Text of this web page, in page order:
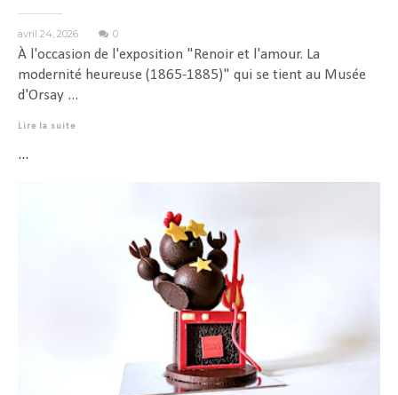
avril 24, 2026 0
À l'occasion de l'exposition "Renoir et l'amour. La
modernité heureuse (1865-1885)" qui se tient au Musée
d'Orsay ...
Lire la suite
...